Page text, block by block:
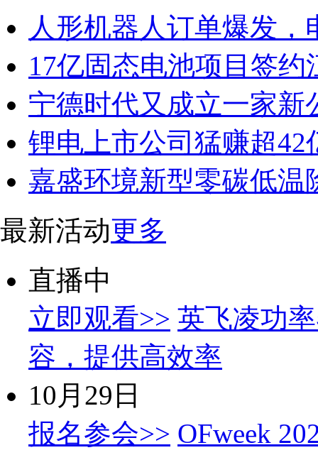
人形机器人订单爆发
17亿固态电池项目签约
宁德时代又成立一家新
锂电上市公司猛赚超42
嘉盛环境新型零碳低温
最新活动更多
直播中
立即观看>> 英飞凌功
容，提供高效率
10月29日
报名参会>> OFweek